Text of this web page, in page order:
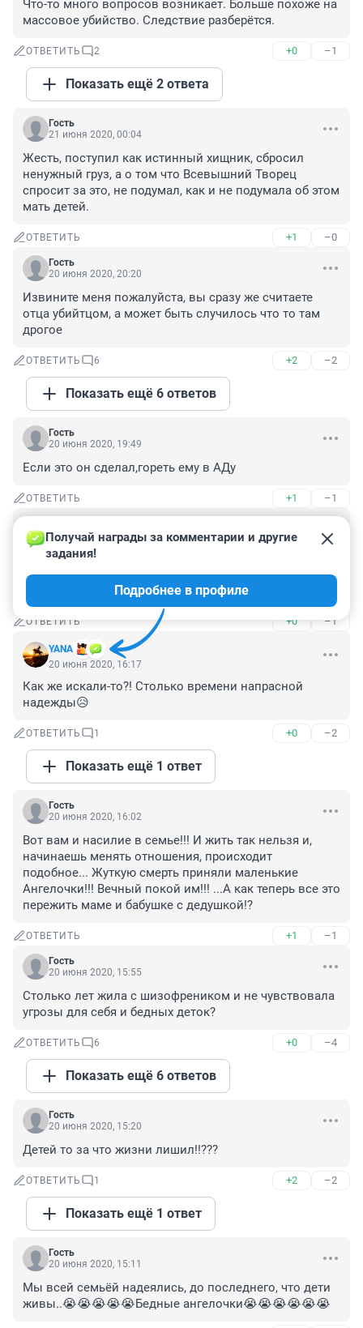
Что-то много вопросов возникает. Больше похоже на
массовое убийство. Следствие разберётся.
ОТВЕТИТЬ 2 +0 –1
Показать ещё 2 ответа
Гость
21 июня 2020, 00:04
Жесть, поступил как истинный хищник, сбросил
ненужный груз, а о том что Всевышний Творец
спросит за это, не подумал, как и не подумала об этом
мать детей.
ОТВЕТИТЬ +1 –0
Гость
20 июня 2020, 20:20
Извините меня пожалуйста, вы сразу же считаете
отца убийтцом, а может быть случилось что то там
дрогое
ОТВЕТИТЬ 6 +2 –2
Показать ещё 6 ответов
Гость
20 июня 2020, 19:49
Если это он сделал,гореть ему в АДу
ОТВЕТИТЬ +1 –1
20 июня 2020, 16:37
Ужас какой. До последнего верила, что все хорошо
закончится... Как так можно? Сил маме и бабушке с
дедушкой.😭😭😭😭😭
ОТВЕТИТЬ +0 –1
YANA
Получай награды за комментарии и другие
задания!
Подробнее в профиле
20 июня 2020, 16:17
Как же искали-то?! Столько времени напрасной
надежды😥
ОТВЕТИТЬ 1 +0 –2
Показать ещё 1 ответ
Гость
20 июня 2020, 16:02
Вот вам и насилие в семье!!! И жить так нельзя и,
начинаешь менять отношения, происходит
подобное... Жуткую смерть приняли маленькие
Ангелочки!!! Вечный покой им!!! ...А как теперь все это
пережить маме и бабушке с дедушкой!?
ОТВЕТИТЬ +1 –1
Гость
20 июня 2020, 15:55
Столько лет жила с шизофреником и не чувствовала
угрозы для себя и бедных деток?
ОТВЕТИТЬ 6 +0 –4
Показать ещё 6 ответов
Гость
20 июня 2020, 15:20
Детей то за что жизни лишил!!???
ОТВЕТИТЬ 1 +2 –2
Показать ещё 1 ответ
Гость
20 июня 2020, 15:11
Мы всей семьёй надеялись, до последнего, что дети
живы..😭😭😭😭😭Бедные ангелочки😭😭😭😭😭😭